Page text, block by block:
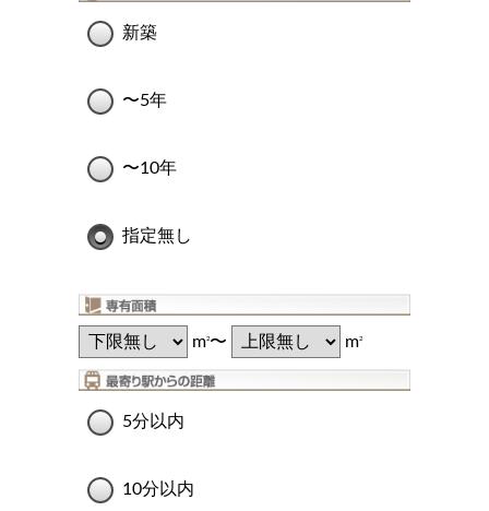
新築
〜5年
〜10年
指定無し
m2〜 m2
5分以内
10分以内